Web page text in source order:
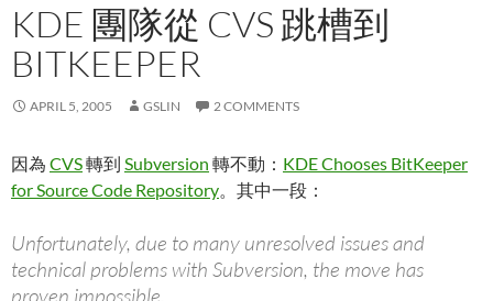
KDE 團隊從 CVS 跳槽到
BITKEEPER
APRIL 5, 2005 GSLIN 2 COMMENTS
因為 CVS轉到 Subversion 轉不動： KDE Chooses BitKeeper
for Source Code Repository。其中一段：
Unfortunately, due to many unresolved issues and
technical problems with Subversion, the move has
proven impossible.